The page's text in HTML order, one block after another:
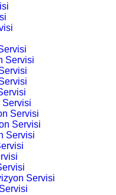
Servisi
Servisi
Servisi
Servisi
Servisi
Servisi